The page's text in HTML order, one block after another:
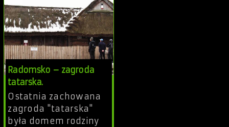
Radomsko – zagroda
tatarska.
Ostatnia zachowana
zagroda "tatarska"
była domem rodziny